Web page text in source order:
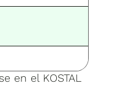
en el KOSTAL